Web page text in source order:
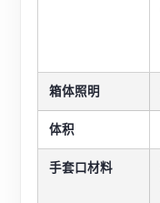
箱体照明
体积
手套口材料